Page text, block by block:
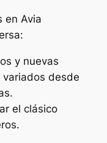
en Avia
y nuevas
variados desde
el clásico